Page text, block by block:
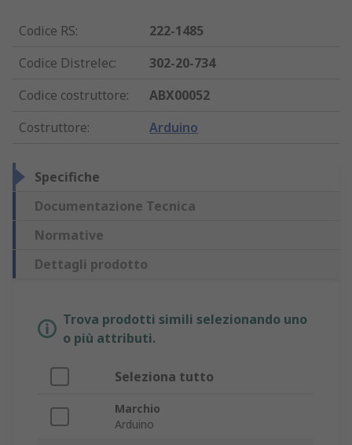
Codice RS:
222-1485
Codice Distrelec:
302-20-734
Codice costruttore:
ABX00052
Costruttore: Arduino
Specifiche
Documentazione Tecnica
Normative
Dettagli prodotto
Trova prodotti simili selezionando uno
o più attributi.
Seleziona tutto
Marchio
Arduino